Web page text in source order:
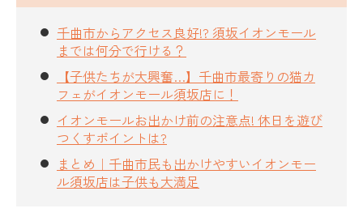
千曲市からアクセス良好!? 須坂イオンモール
までは何分で行ける？
【子供たちが大興奮…】千曲市最寄りの猫カ
フェがイオンモール須坂店に！
イオンモールお出かけ前の注意点! 休日を遊び
つくすポイントは?
まとめ｜千曲市民も出かけやすいイオンモー
ル須坂店は子供も大満足